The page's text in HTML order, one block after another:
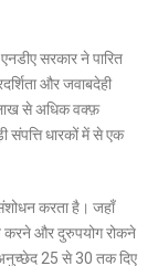
सरकार ने पारित
और जवाबदेही
से अधिक वक्फ़
संपत्ति धारकों में से एक
करता है। जहाँ
करने और दुरुपयोग रोकने
25 से 30 तक दिए